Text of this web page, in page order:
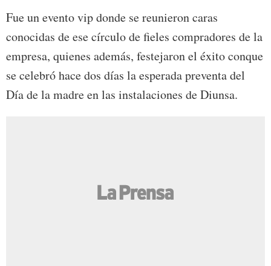
Fue un evento vip donde se reunieron caras
conocidas de ese círculo de fieles compradores de la
empresa, quienes además, festejaron el éxito conque
se celebró hace dos días la esperada preventa del
Día de la madre en las instalaciones de Diunsa.